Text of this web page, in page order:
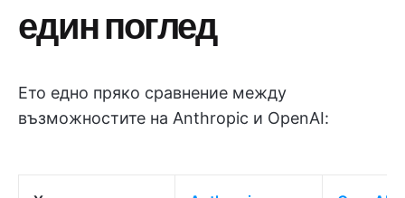
един поглед
Ето едно пряко сравнение между
възможностите на Anthropic и OpenAI: